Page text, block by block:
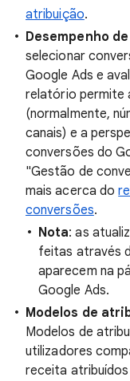
atribuição.
Desempenho
selecionar
Google Ads e
relatório permite
(normalmente,
canais) e a
conversões do
"Gestão de
mais acerca do
conversões.
Nota: as
feitas através
aparecem na
Google Ads.
Modelos de
Modelos de
utilizadores
receita